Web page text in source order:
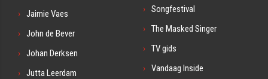
Jaimie Vaes
John de Bever
Johan Derksen
Jutta Leerdam
Songfestival
The Masked Singer
TV gids
Vandaag Inside